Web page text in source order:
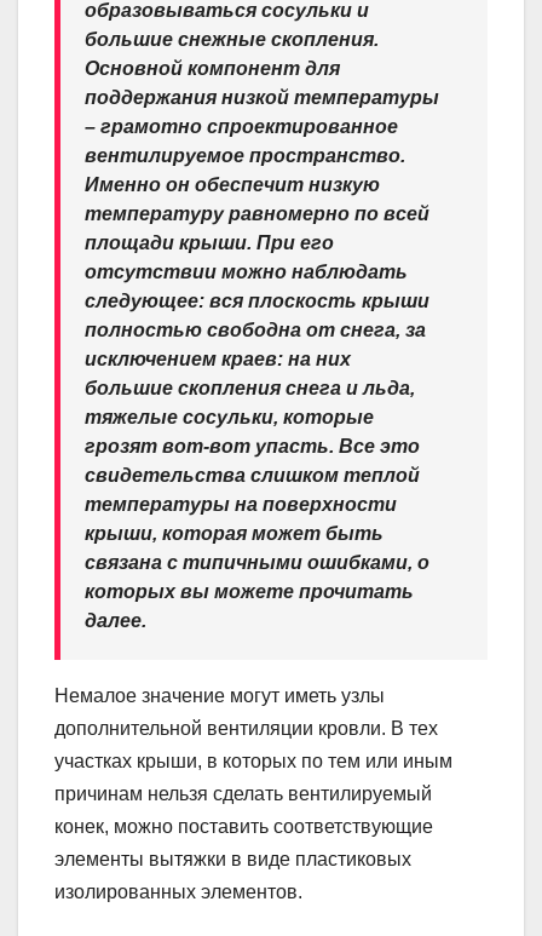
образовываться сосульки и
большие снежные скопления.
Основной компонент для
поддержания низкой температуры
– грамотно спроектированное
вентилируемое пространство.
Именно он обеспечит низкую
температуру равномерно по всей
площади крыши. При его
отсутствии можно наблюдать
следующее: вся плоскость крыши
полностью свободна от снега, за
исключением краев: на них
большие скопления снега и льда,
тяжелые сосульки, которые
грозят вот-вот упасть. Все это
свидетельства слишком теплой
температуры на поверхности
крыши, которая может быть
связана с типичными ошибками, о
которых вы можете прочитать
далее.
Немалое значение могут иметь узлы
дополнительной вентиляции кровли. В тех
участках крыши, в которых по тем или иным
причинам нельзя сделать вентилируемый
конек, можно поставить соответствующие
элементы вытяжки в виде пластиковых
изолированных элементов.